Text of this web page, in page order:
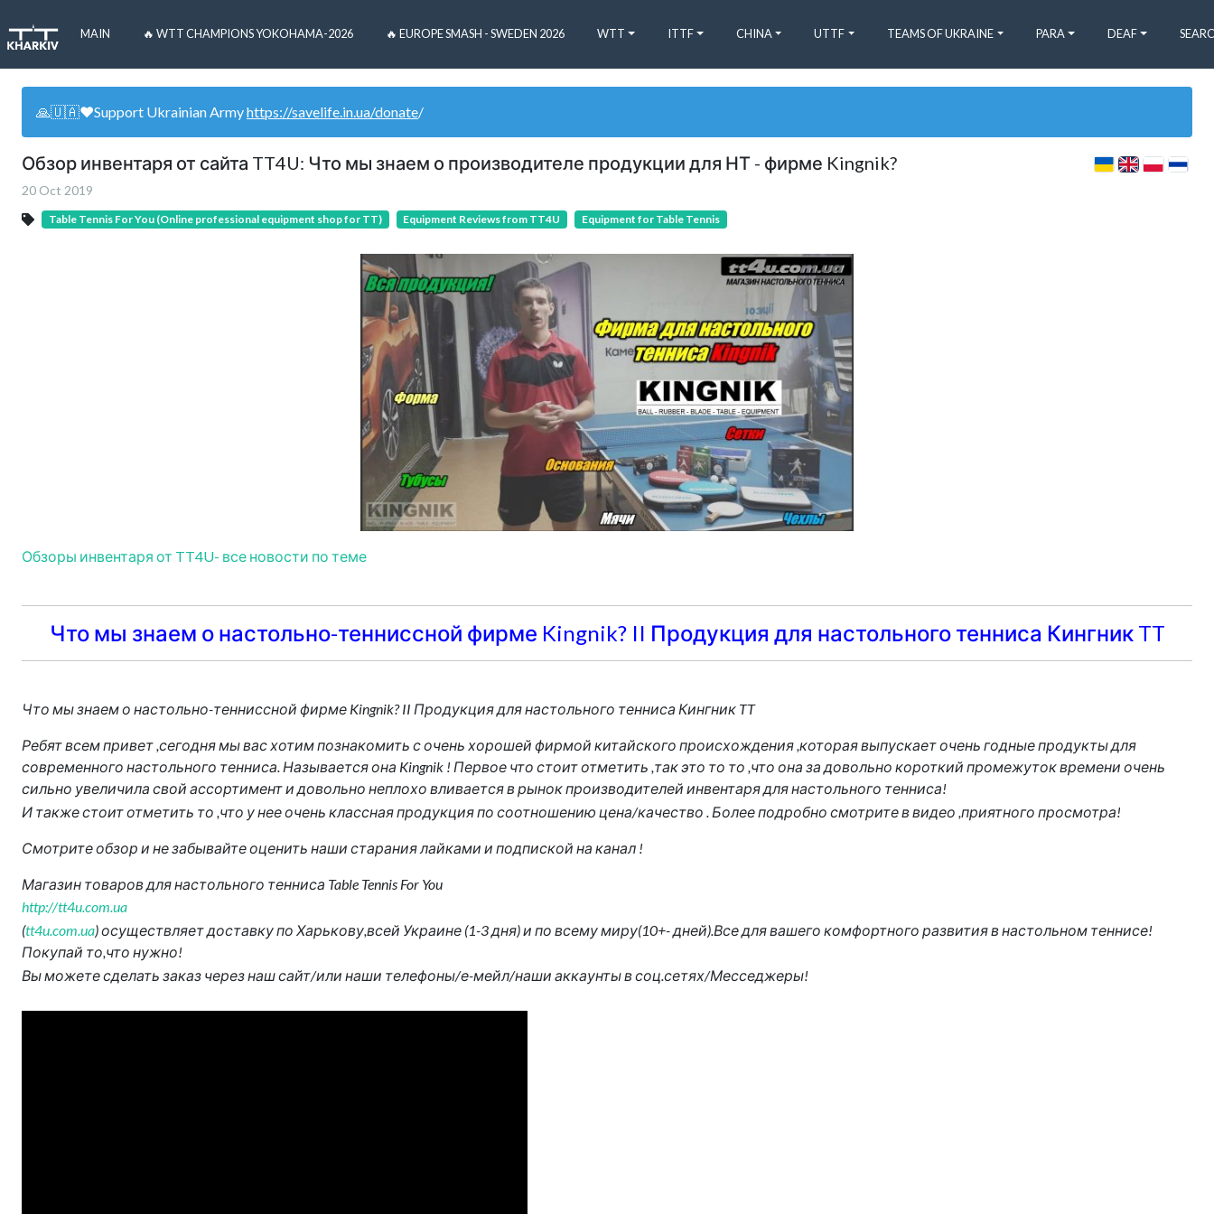
MAIN 🔥 WTT CHAMPIONS YOKOHAMA-2026 🔥 EUROPE SMASH - SWEDEN 2026 WTT ITTF CHINA UTTF TEAMS OF UKRAINE PARA DEAF
🙏🇺🇦❤️Support Ukrainian Armyhttps://savelife.in.ua/donate/
Обзор инвентаря от сайта TT4U: Что мы знаем о производителе продукции для НТ - фирме Kingnik?
20 Oct 2019
Table Tennis For You (Online professional equipment shop for TT) Equipment Reviews from TT4U Equipment for Table Tennis
Обзоры инвентаря от TT4U- все новости по теме
Что мы знаем о настольно-тенниссной фирме Kingnik? II Продукция для настольного тенниса Кингник TT
Что мы знаем о настольно-тенниссной фирме Kingnik? II Продукция для настольного тенниса Кингник TT
Ребят всем привет ,сегодня мы вас хотим познакомить с очень хорошей фирмой китайского происхождения ,которая выпускает очень годные продукты для
современного настольного тенниса. Называется она Kingnik ! Первое что стоит отметить ,так это то то ,что она за довольно короткий промежуток времени очень
сильно увеличила свой ассортимент и довольно неплохо вливается в рынок производителей инвентаря для настольного тенниса!
И также стоит отметить то ,что у нее очень классная продукция по соотношению цена/качество . Более подробно смотрите в видео ,приятного просмотра!
Смотрите обзор и не забывайте оценить наши старания лайками и подпиской на канал !
Магазин товаров для настольного тенниса Table Tennis For You
http://tt4u.com.ua
(tt4u.com.ua) осуществляет доставку по Харькову,всей Украине (1-3 дня) и по всему миру(10+- дней).Все для вашего комфортного развития в настольном теннисе!
Покупай то,что нужно!
Вы можете сделать заказ через наш сайт/или наши телефоны/е-мейл/наши аккаунты в соц.сетях/Месседжеры!